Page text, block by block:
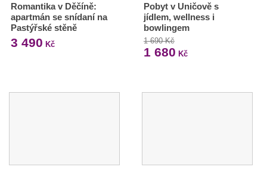
Romantika v Děčíně:
apartmán se snídaní na
Pastýřské stěně
3 490 Kč
Pobyt v Uničově s
jídlem, wellness i
bowlingem
1 690 Kč
1 680 Kč